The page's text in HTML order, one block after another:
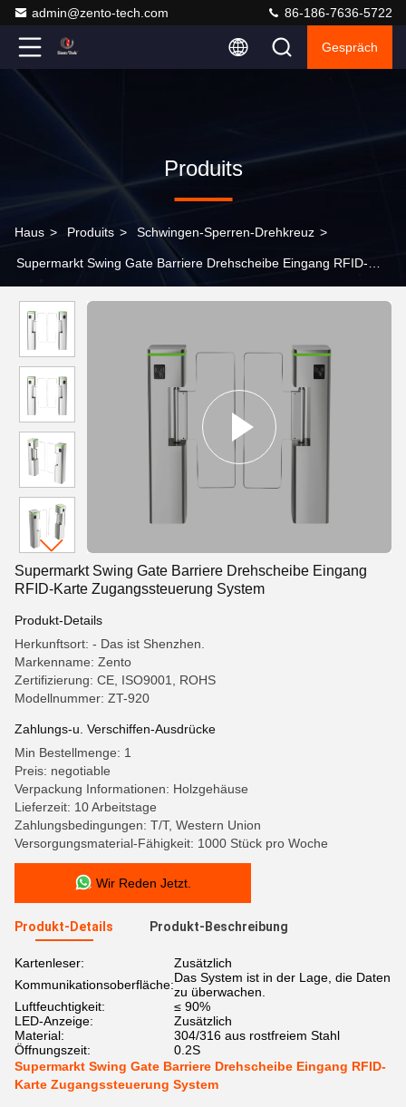
admin@zento-tech.com 86-186-7636-5722
Gespräch
Produits
Haus > Produits > Schwingen-Sperren-Drehkreuz >
Supermarkt Swing Gate Barriere Drehscheibe Eingang RFID-
Supermarkt Swing Gate Barriere Drehscheibe Eingang
RFID-Karte Zugangssteuerung System
Produkt-Details
Herkunftsort: - Das ist Shenzhen.
Markenname: Zento
Zertifizierung: CE, ISO9001, ROHS
Modellnummer: ZT-920
Zahlungs-u. Verschiffen-Ausdrücke
Min Bestellmenge: 1
Preis: negotiable
Verpackung Informationen: Holzgehäuse
Lieferzeit: 10 Arbeitstage
Zahlungsbedingungen: T/T, Western Union
Versorgungsmaterial-Fähigkeit: 1000 Stück pro Woche
Wir Reden Jetzt.
Produkt-Details Produkt-Beschreibung
Kartenleser:
Zusätzlich
Kommunikationsoberfläche:Das System ist in der Lage, die Daten
zu überwachen.
Luftfeuchtigkeit:
≤ 90%
LED-Anzeige:
Zusätzlich
Material:
304/316 aus rostfreiem Stahl
Öffnungszeit:
0.2S
Supermarkt Swing Gate Barriere Drehscheibe Eingang RFID-
Karte Zugangssteuerung System